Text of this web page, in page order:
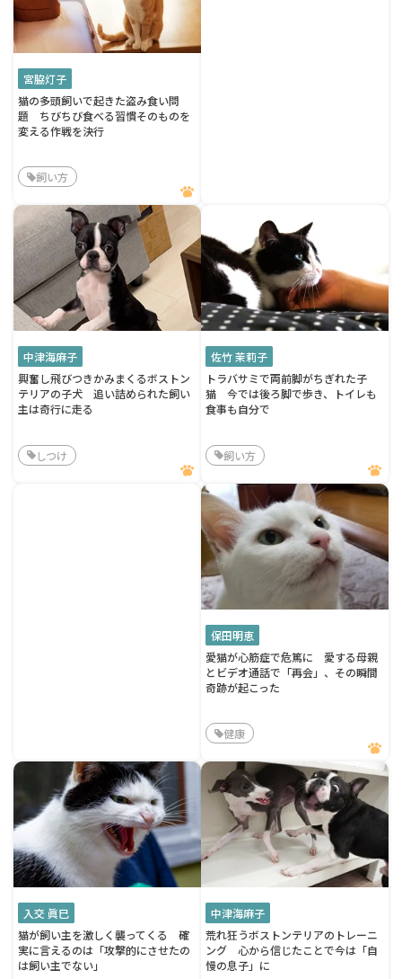
宮脇灯子
猫の多頭飼いで起きた盗み食い問
題 ちびちび食べる習慣そのものを
変える作戦を決行
飼い方
中津海麻子
興奮し飛びつきかみまくるボストン
テリアの子犬 追い詰められた飼い
主は奇行に走る
しつけ
佐竹 茉莉子
トラバサミで両前脚がちぎれた子
猫 今では後ろ脚で歩き、トイレも
食事も自分で
飼い方
保田明恵
愛猫が心筋症で危篤に 愛する母親
とビデオ通話で「再会」、その瞬間
奇跡が起こった
健康
入交 眞巳
猫が飼い主を激しく襲ってくる 確
実に言えるのは「攻撃的にさせたの
は飼い主でない」
中津海麻子
荒れ狂うボストンテリアのトレーニ
ング 心から信じたことで今は「自
慢の息子」に